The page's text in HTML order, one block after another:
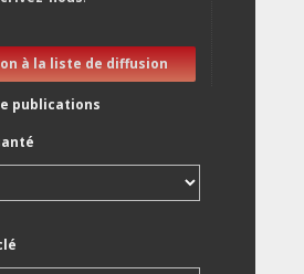
à la liste de diffusion
publications